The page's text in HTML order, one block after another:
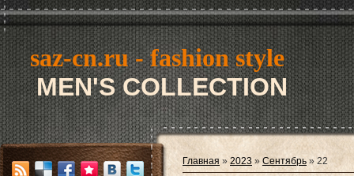
saz-cn.ru - fashion style
MEN'S COLLECTION
Главная » 2023 » Сентябрь » 22